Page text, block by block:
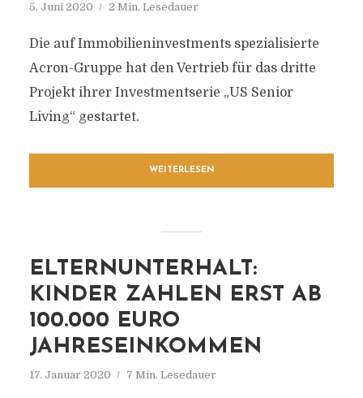
5. Juni 2020 2 Min. Lesedauer
Die auf Immobilieninvestments spezialisierte
Acron-Gruppe hat den Vertrieb für das dritte
Projekt ihrer Investmentserie „US Senior
Living“ gestartet.
WEITERLESEN
ELTERNUNTERHALT:
KINDER ZAHLEN ERST AB
100.000 EURO
JAHRESEINKOMMEN
17. Januar 2020 7 Min. Lesedauer